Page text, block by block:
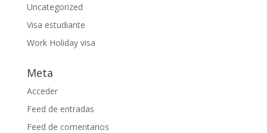
Uncategorized
Visa estudiante
Work Holiday visa
Meta
Acceder
Feed de entradas
Feed de comentarios